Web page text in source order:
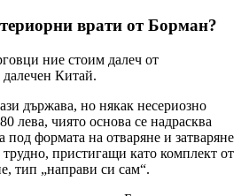
врати от Борман?
ние стоим далеч от
Китай.
държава, но някак несериозно
лева, чиято основа се надрасква
под формата на отваряне и затваряне
пристигащи като комплект от
тип „направи си сам“.